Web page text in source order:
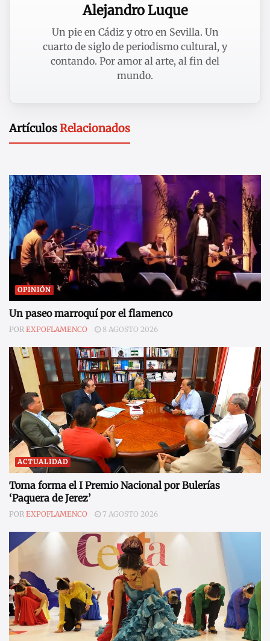
Alejandro Luque
Un pie en Cádiz y otro en Sevilla. Un
cuarto de siglo de periodismo cultural, y
contando. Por amor al arte, al fin del
mundo.
ArtículosRelacionados
OPINIÓN
Un paseo marroquí por el flamenco
POR EXPOFLAMENCO 8 AGOSTO 2026
ACTUALIDAD
Toma forma el I Premio Nacional por Bulerías
‘Paquera de Jerez’
POR EXPOFLAMENCO 7 AGOSTO 2026